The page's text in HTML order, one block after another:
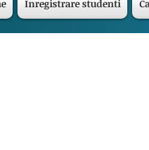
Inregistrare studenti